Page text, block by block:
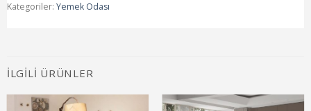
Kategoriler: Yemek Odası
İLGILI ÜRÜNLER